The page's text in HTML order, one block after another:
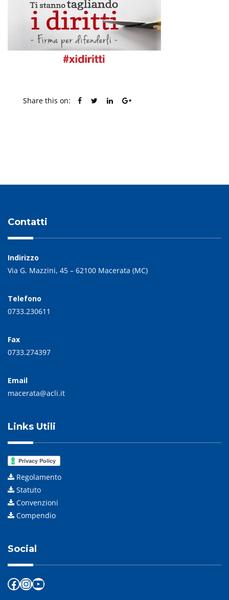
Share this on:
Contatti
Indirizzo
Via G. Mazzini, 45 – 62100 Macerata (MC)
Telefono
0733.230611
Fax
0733.274397
Email
macerata@acli.it
Links Utili
Regolamento
Statuto
Convenzioni
Compendio
Social
Facebook
Instagram
YouTube